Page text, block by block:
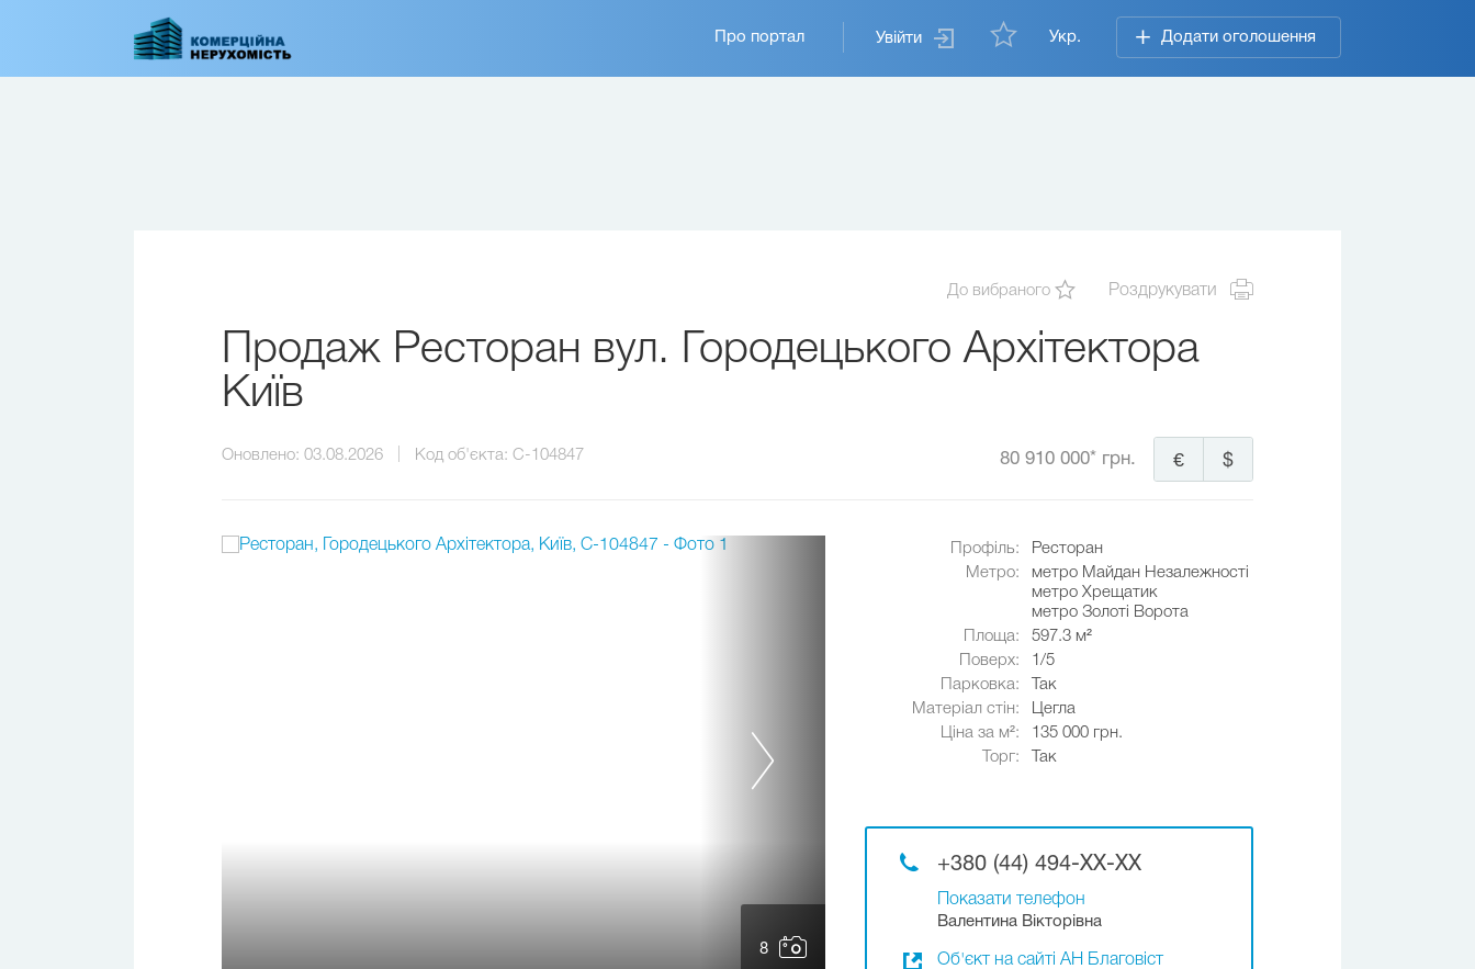
Увійти Укр. Додати оголошення
Основная
навигация
Про портал
До вибраного Роздрукувати
Продаж Ресторан вул. Городецького Архітектора
Київ
Оновлено: 03.08.2026 Код об'єкта: C-104847 80 910 000* грн. $
€
8
Профіль:
Ресторан
Метро:
метро Майдан Незалежності
метро Хрещатик
метро Золоті Ворота
Площа:
597.3 м²
Поверх:
1/5
Парковка:
Так
Матеріал стін:
Цегла
Ціна за м²:
135 000 грн.
Торг:
Так
+380 (44) 494-XX-XX
Показати телефон
Валентина Вікторівна
Об'єкт на сайті АН Благовіст